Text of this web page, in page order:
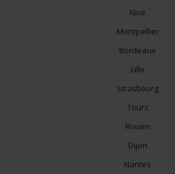
Nice
Montpellier
Bordeaux
Lille
Strasbourg
Tours
Rouen
Dijon
Nantes